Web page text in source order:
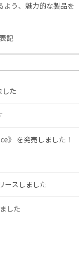
よう、魅力的な製品を
記
した
》 を発売しました！
ースしました
した